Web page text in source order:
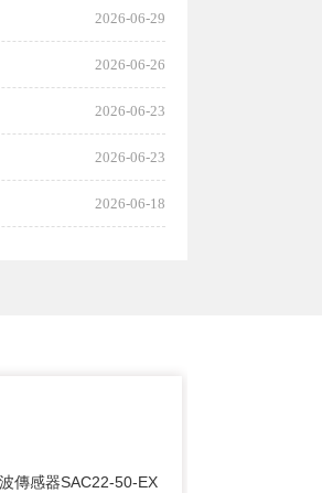
2026-06-29
2026-06-26
2026-06-23
2026-06-23
2026-06-18